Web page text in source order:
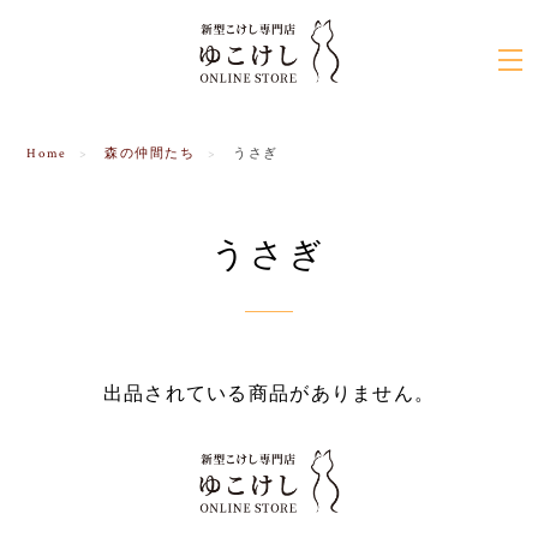
Home 森の仲間たち うさぎ
うさぎ
出品されている商品がありません。